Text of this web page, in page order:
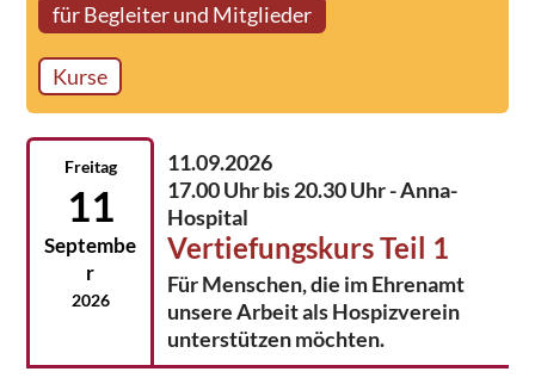
Freitag
11
Septembe
r
2026
11.09.2026
17.00 Uhr bis 20.30 Uhr - Anna-
Hospital
Vertiefungskurs Teil 1
Für Menschen, die im Ehrenamt
unsere Arbeit als Hospizverein
unterstützen möchten.
für Begleiter und Mitglieder
Kurse